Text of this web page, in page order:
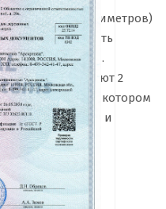
до восьми миллиметров)
универсальность
прямой ленты.
характеризуют 2
усилия, при котором
(1 кН) и
(100 МПа).